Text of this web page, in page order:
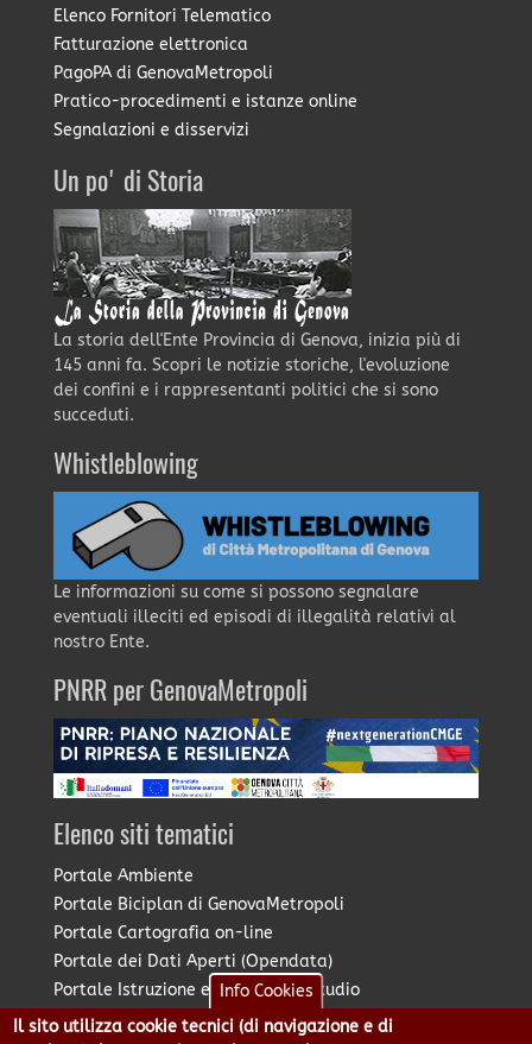
Elenco Fornitori Telematico
Fatturazione elettronica
PagoPA di GenovaMetropoli
Pratico-procedimenti e istanze online
Segnalazioni e disservizi
Un po' di Storia
La storia dell'Ente Provincia di Genova, inizia più di
145 anni fa. Scopri le notizie storiche, l'evoluzione
dei confini e i rappresentanti politici che si sono
succeduti.
Whistleblowing
Le informazioni su come si possono segnalare
eventuali illeciti ed episodi di illegalità relativi al
nostro Ente.
PNRR per GenovaMetropoli
Elenco siti tematici
Portale Ambiente
Portale Biciplan di GenovaMetropoli
Portale Cartografia on-line
Portale dei Dati Aperti (Opendata)
Portale Istruzione e Diritto allo Studio
Portale Marketing Territoriale
Info Cookies
Il sito utilizza cookie tecnici (di navigazione e di